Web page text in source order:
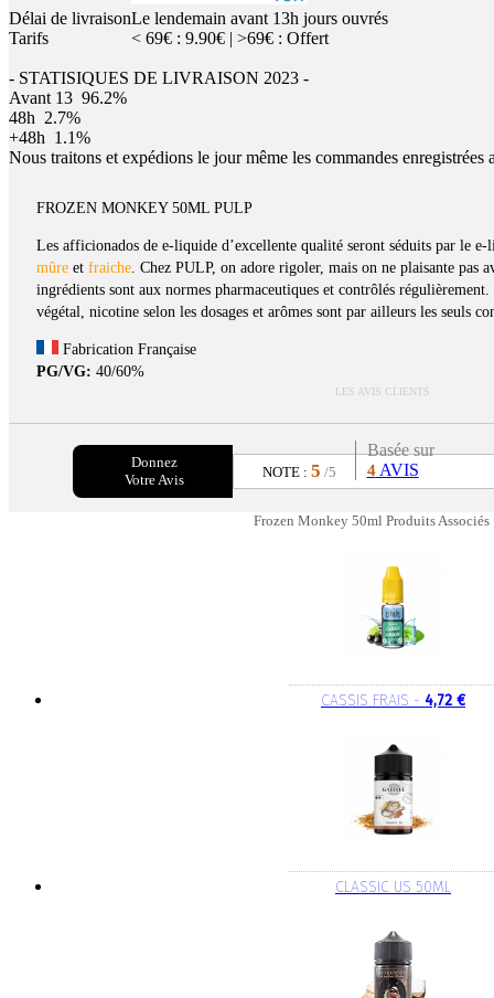
Délai de livraisonLe lendemain avant 13h jours ouvrés
Tarifs
< 69€ : 9.90€ | >69€ : Offert
- STATISIQUES DE LIVRAISON 2023 -
Avant 13 96.2%
48h 2.7%
+48h 1.1%
Nous traitons et expédions le jour même les commandes
FROZEN MONKEY 50ML PULP
Les afficionados de e-liquide d’excellente qualité seront séduits par le
mûreet fraiche. Chez PULP, on adore rigoler, mais on ne plaisante pas
ingrédients sont aux normes pharmaceutiques et contrôlés
végétal, nicotine selon les dosages et arômes sont par ailleurs les seuls
Fabrication Française
PG/VG: 40/60%
LES AVIS CLIENTS
Donnez
Votre Avis
NOTE :5 /5
Basée sur
4AVIS
Frozen Monkey 50ml Produits Associés
CASSIS FRAIS - 4,72 €
CLASSIC US 50ML